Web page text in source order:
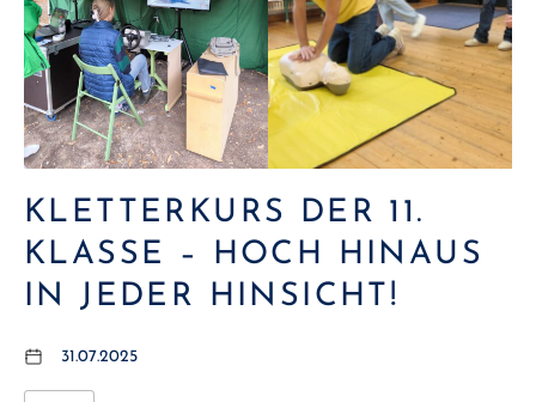
KLETTERKURS DER 11.
KLASSE – HOCH HINAUS
IN JEDER HINSICHT!
31.07.2025